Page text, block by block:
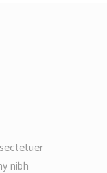
nibh